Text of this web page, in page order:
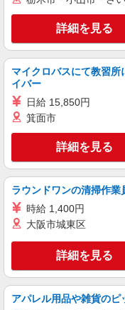
アルバイト パート
そんぽの家S 船橋前原/
登録
時給：
後】 時給1,520円〜 ＊早朝夜間：時給1,900円〜
登録ヘ
勤務
（ヘルパー
以上勤
日曜祝日：
が同
ル5階
キープ
詳細を見る
マイクロバスにて教習所
イバー
日給 15,850円
箕面市
詳細を見る
ラウンドワンの清掃作業
時給 1,400円
大阪市城東区
詳細を見る
アパレル用品や雑貨のピ